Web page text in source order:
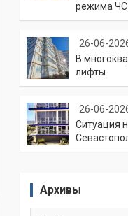
режима ЧС
26-06-
В
лифты
26-06-
Ситуация
Архивы